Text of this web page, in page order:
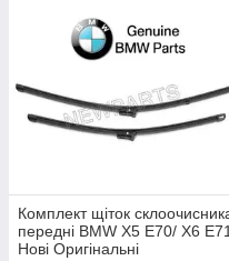
Комплект щіток
передні BMW X5 E70/ X6 E71
Нові Оригінальні